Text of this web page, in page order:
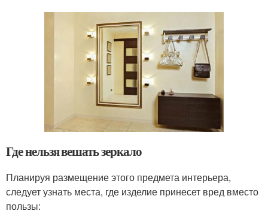
Где нельзя вешать зеркало
Планируя размещение этого предмета интерьера,
следует узнать места, где изделие принесет вред вместо
пользы: